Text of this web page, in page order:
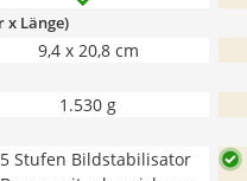
x Länge)
9,4 x 20,8 cm
1.530 g
5 Stufen Bildstabilisator